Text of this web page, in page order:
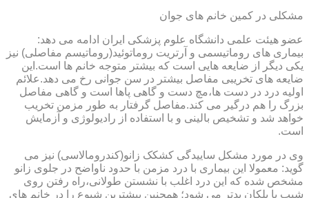
مشکلی در کمین خانم های جوان
عضو هیئت علمی دانشگاه علوم پزشکی ایران ادامه می دهد:
بیماری های روماتیسمی و آرتریت روماتوئید(روماتیسم مفاصلی) نیز
یکی دیگر از ضایعه هایی است که بیشتر متوجه خانم ها است.این
ضایعه های تخریبی مفاصل بیشتر در سن جوانی رخ می دهد.علائم
اولیه درد در دست ها،مچ دست و گاهی پاها است و گاهی مفاصل
بزرگ را هم درگیر می کند.مفاصل گرفتار به طور مزمن تخریب
خواهد شد و تشخیص بالینی و با استفاده از رادیولوژی و آزمایش
است.
وی در مورد مشکل ساییدگی کشکک زانو(کندرومالاسی) نیز می
گوید: معمولا این بیماری با درد مزمن با حدود ناواضح در جلوی زانو
مشخص شده که این درد اغلب با نشستن طولانی،راه رفتن روی
شیب یا پلکان بدتر می شود؛ همچنین بیشترین شیوع را در خانم های